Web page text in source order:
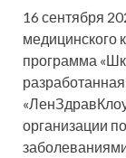
16 сентября
медицинского
программа
организации